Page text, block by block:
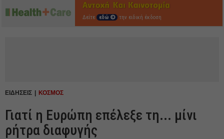
Δείτε εδώ την ειδική έκδοση
ΕΙΔΗΣΕΙΣ ΚΟΣΜΟΣ
Γιατί η Ευρώπη επέλεξε τη... μίνι
ρήτρα διαφυγής